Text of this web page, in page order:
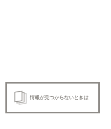
情報が見つからないときは